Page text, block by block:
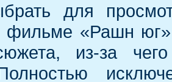
для
фильме «Рашн юг»
из-за